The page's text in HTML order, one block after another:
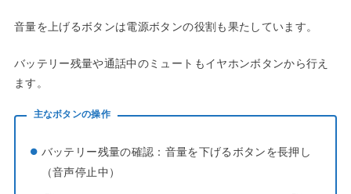
音量を上げるボタンは電源ボタンの役割も果たしています。
バッテリー残量や通話中のミュートもイヤホンボタンから行え
ます。
主なボタンの操作
バッテリー残量の確認：音量を下げるボタンを長押し
（音声停止中）